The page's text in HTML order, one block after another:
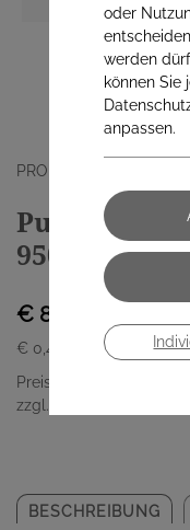
PRO MEDICO
Pure
950e 180
€ 84,20
€ 0,47
/ Stück
Preis inkl. MwSt.
zzgl. Versandkosten
BESCHREIBUNG
oder
werden
können Sie
anpassen.